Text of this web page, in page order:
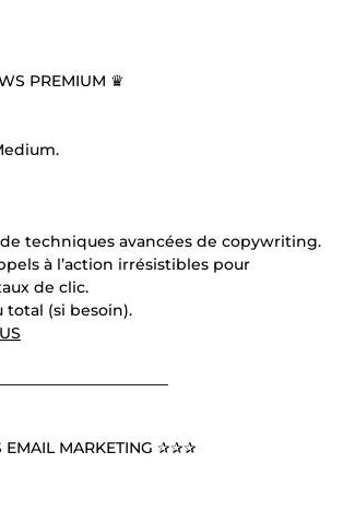
PREMIUM ♛
techniques avancées de copywriting.
à l’action irrésistibles pour
de clic.
total (si besoin).
MARKETING ✰✰✰